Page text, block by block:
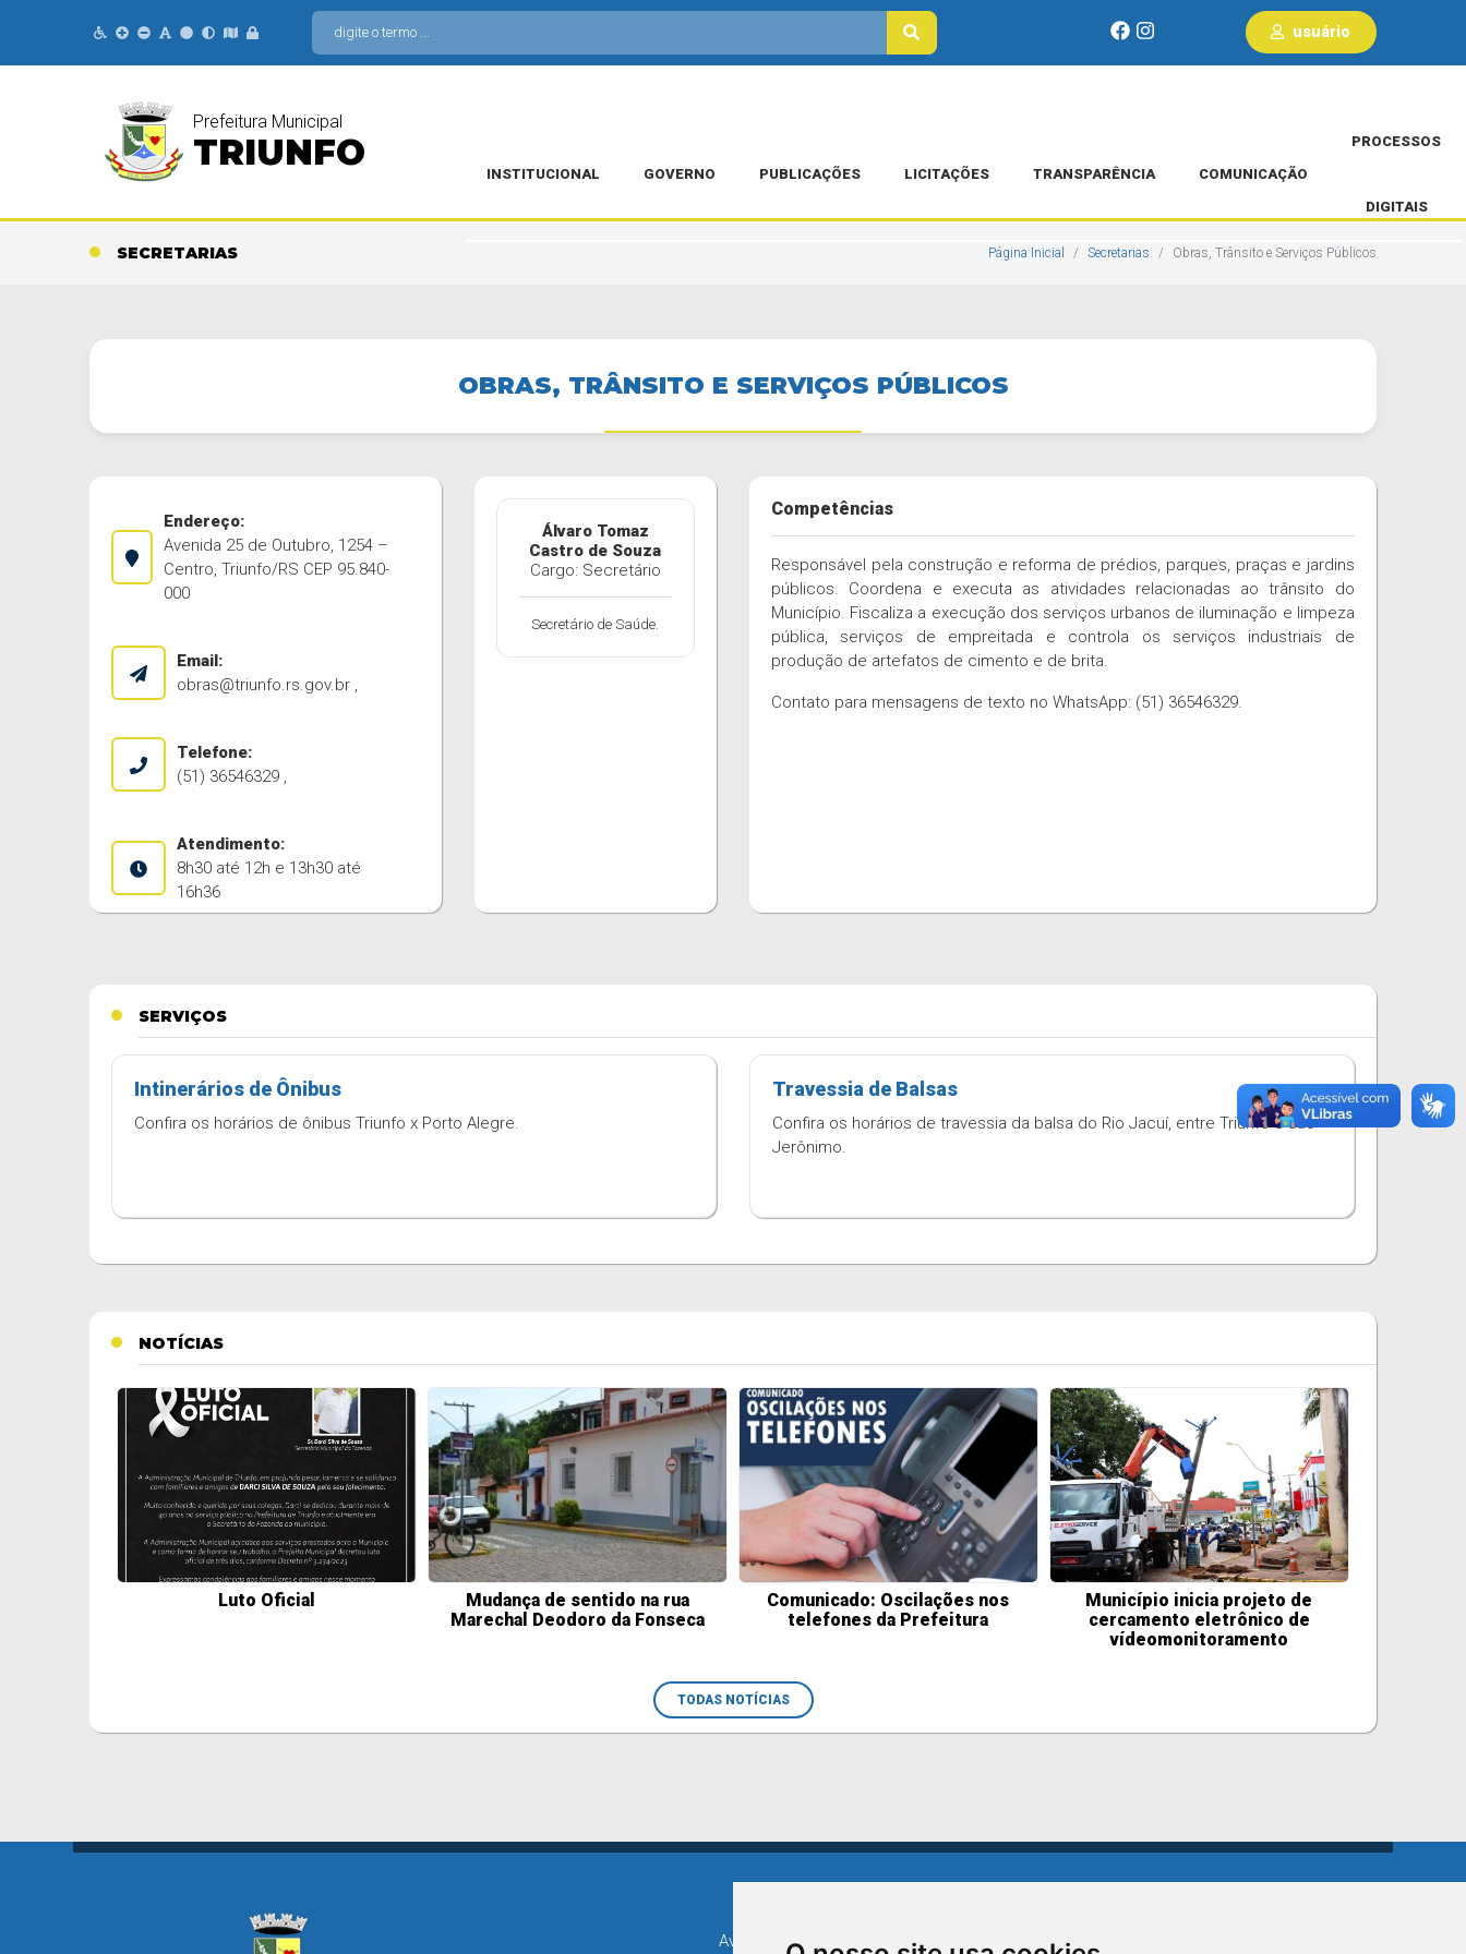
usuário
Prefeitura Municipal
TRIUNFO
INSTITUCIONAL GOVERNO PUBLICAÇÕES LICITAÇÕES TRANSPARÊNCIA COMUNICAÇÃO
PROCESSOS
DIGITAIS
SECRETARIAS Página Inicial Secretarias Obras, Trânsito e Serviços Públicos
OBRAS, TRÂNSITO E SERVIÇOS PÚBLICOS
Endereço:
Avenida 25 de Outubro, 1254 –
Centro, Triunfo/RS CEP 95.840-
000
Email:
obras@triunfo.rs.gov.br ,
Telefone:
(51) 36546329 ,
Atendimento:
8h30 até 12h e 13h30 até
16h36
Álvaro Tomaz
Castro de Souza
Cargo: Secretário
Secretário de Saúde.
Competências
Responsável pela construção e reforma de prédios, parques, praças e jardins
públicos. Coordena e executa as atividades relacionadas ao trânsito do
Município. Fiscaliza a execução dos serviços urbanos de iluminação e limpeza
pública, serviços de empreitada e controla os serviços industriais de
produção de artefatos de cimento e de brita.
Contato para mensagens de texto no WhatsApp: (51) 36546329.
SERVIÇOS
Intinerários de Ônibus
Confira os horários de ônibus Triunfo x Porto Alegre.
Travessia de Balsas
Confira os horários de travessia da balsa do Rio Jacuí, entre Triunfo e são
Jerônimo.
NOTÍCIAS
Luto Oficial
Mudança de sentido na rua
Marechal Deodoro da Fonseca
Comunicado: Oscilações nos
telefones da Prefeitura
Município inicia projeto de
cercamento eletrônico de
vídeomonitoramento
TODAS NOTÍCIAS
Avenida XV de Novembro, 15